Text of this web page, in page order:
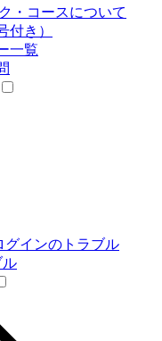
・コースについて
付き）
一覧
グインのトラブル
ル